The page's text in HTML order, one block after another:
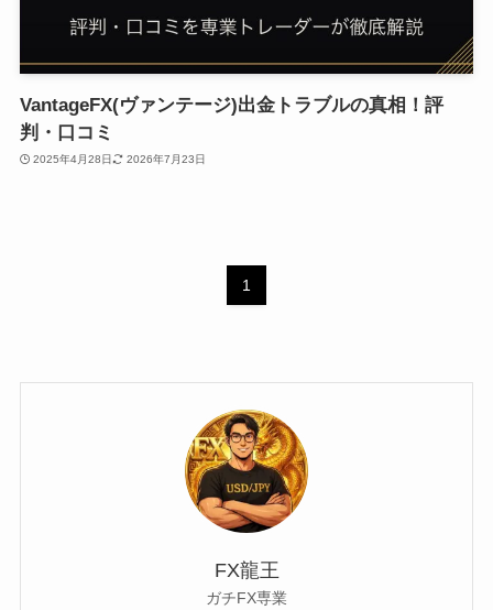
VantageFX(ヴァンテージ)出金トラブルの真相！評
判・口コミ
2025年4月28日 2026年7月23日
1
FX龍王
ガチFX専業